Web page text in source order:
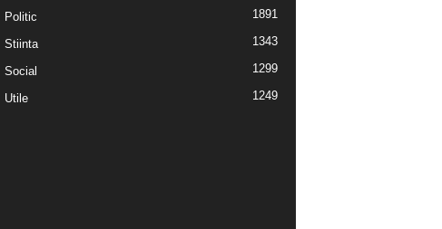
Politic 1891
Stiinta 1343
Social 1299
Utile 1249